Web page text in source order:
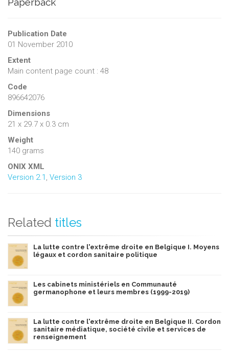
Publication Date
01 November 2010
Extent
Main content page count : 48
Code
896642076
Dimensions
21 x 29.7 x 0.3 cm
Weight
140 grams
ONIX XML
Version 2.1 , Version 3
Related titles
La lutte contre l'extrême droite en Belgique I. Moyens
légaux et cordon sanitaire politique
Les cabinets ministériels en Communauté
germanophone et leurs membres (1999-2019)
La lutte contre l'extrême droite en Belgique II. Cordon
sanitaire médiatique, société civile et services de
renseignement